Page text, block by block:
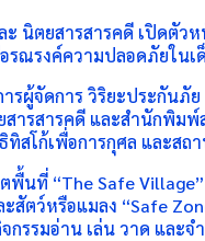
นิตยสารสารคดี เปิดตั
ณรงค์ความปลอดภัยในเ
รผู้จัดการ วิริยะประกัน
รสารคดี และสำนักพิม
สโก้เพื่อการกุศล และส
นที่ “The Safe
ตว์หรือแมลง “Safe
กรรมอ่าน เล่น วาด แล